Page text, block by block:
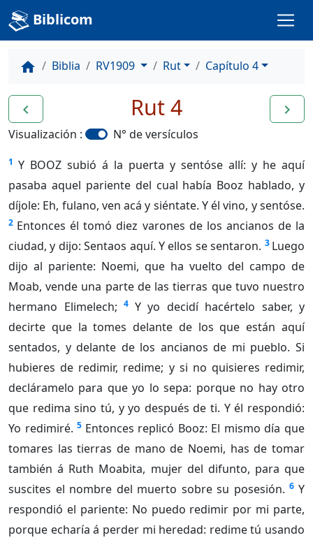
Biblicom
home Biblia RV1909 Rut Capítulo 4
navigate_before navigate_next
Rut 4
Visualización : N° de versículos
1 Y BOOZ subió á la puerta y sentóse allí: y he aquí
pasaba aquel pariente del cual había Booz hablado, y
díjole: Eh, fulano, ven acá y siéntate. Y él vino, y sentóse.
2 Entonces él tomó diez varones de los ancianos de la
ciudad, y dijo: Sentaos aquí. Y ellos se sentaron. 3 Luego
dijo al pariente: Noemi, que ha vuelto del campo de
Moab, vende una parte de las tierras que tuvo nuestro
hermano Elimelech; 4 Y yo decidí hacértelo saber, y
decirte que la tomes delante de los que están aquí
sentados, y delante de los ancianos de mi pueblo. Si
hubieres de redimir, redime; y si no quisieres redimir,
decláramelo para que yo lo sepa: porque no hay otro
que redima sino tú, y yo después de ti. Y él respondió:
Yo redimiré. 5 Entonces replicó Booz: El mismo día que
tomares las tierras de mano de Noemi, has de tomar
también á Ruth Moabita, mujer del difunto, para que
suscites el nombre del muerto sobre su posesión. 6 Y
respondió el pariente: No puedo redimir por mi parte,
porque echaría á perder mi heredad: redime tú usando